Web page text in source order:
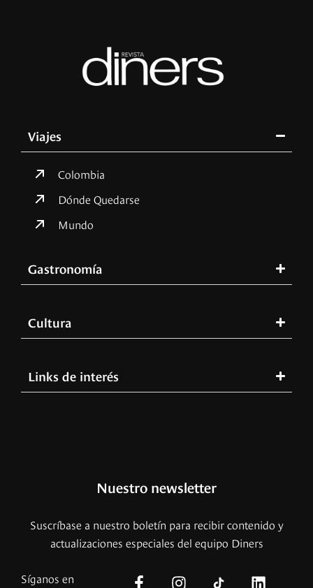
Viajes
Colombia
Dónde Quedarse
Mundo
Gastronomía
Cultura
Links de interés
Nuestro newsletter
Suscríbase a nuestro boletín para recibir contenido y
actualizaciones especiales del equipo Diners
Síganos en